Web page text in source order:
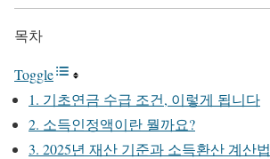
목차
Toggle
1. 기초연금 수급 조건, 이렇게 됩니다
2. 소득인정액이란 뭘까요?
3. 2025년 재산 기준과 소득환산 계산법